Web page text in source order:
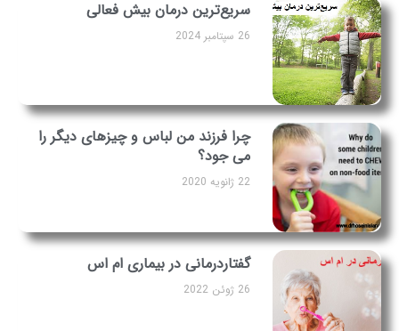
سریع‌ترین درمان بیش فعالی
26 سپتامبر 2024
چرا فرزند من لباس و چیزهای دیگر را
می جود؟
22 ژانویه 2020
گفتاردرمانی در بیماری ام اس
26 ژوئن 2022